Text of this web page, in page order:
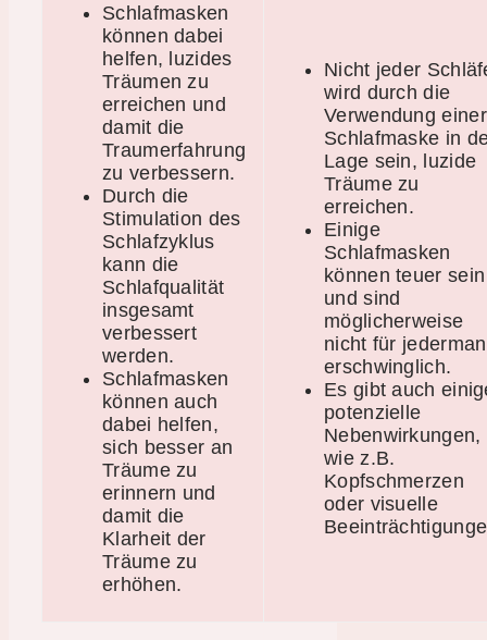
Schlafmasken
können dabei
helfen, luzides
Träumen zu
erreichen und
damit die
Traumerfahrung
zu verbessern.
Durch die
Stimulation des
Schlafzyklus
kann die
Schlafqualität
insgesamt
verbessert
werden.
Schlafmasken
können auch
dabei helfen,
sich besser an
Träume zu
erinnern und
damit die
Klarheit der
Träume zu
erhöhen.
Nicht jeder
wird durch die
Verwendung einer
Schlafmaske in
Lage sein, luzide
Träume zu
erreichen.
Einige
Schlafmasken
können teuer sein
und sind
möglicherweise
nicht für
erschwinglich.
Es gibt auch
potenzielle
Nebenwirkungen,
wie z.B.
Kopfschmerzen
oder visuelle